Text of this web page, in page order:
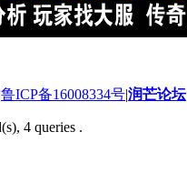
鲁ICP备16008334号|润芒论坛
4 queries .